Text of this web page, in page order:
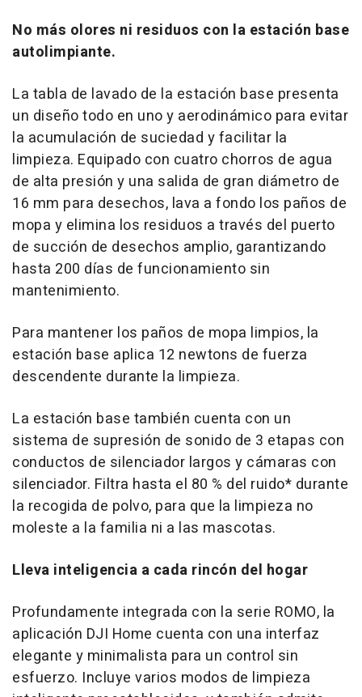
No más olores ni residuos con la estación base
autolimpiante.
La tabla de lavado de la estación base presenta
un diseño todo en uno y aerodinámico para evitar
la acumulación de suciedad y facilitar la
limpieza. Equipado con cuatro chorros de agua
de alta presión y una salida de gran diámetro de
16 mm para desechos, lava a fondo los paños de
mopa y elimina los residuos a través del puerto
de succión de desechos amplio, garantizando
hasta 200 días de funcionamiento sin
mantenimiento.
Para mantener los paños de mopa limpios, la
estación base aplica 12 newtons de fuerza
descendente durante la limpieza.
La estación base también cuenta con un
sistema de supresión de sonido de 3 etapas con
conductos de silenciador largos y cámaras con
silenciador. Filtra hasta el 80 % del ruido* durante
la recogida de polvo, para que la limpieza no
moleste a la familia ni a las mascotas.
Lleva inteligencia a cada rincón del hogar
Profundamente integrada con la serie ROMO, la
aplicación DJI Home cuenta con una interfaz
elegante y minimalista para un control sin
esfuerzo. Incluye varios modos de limpieza